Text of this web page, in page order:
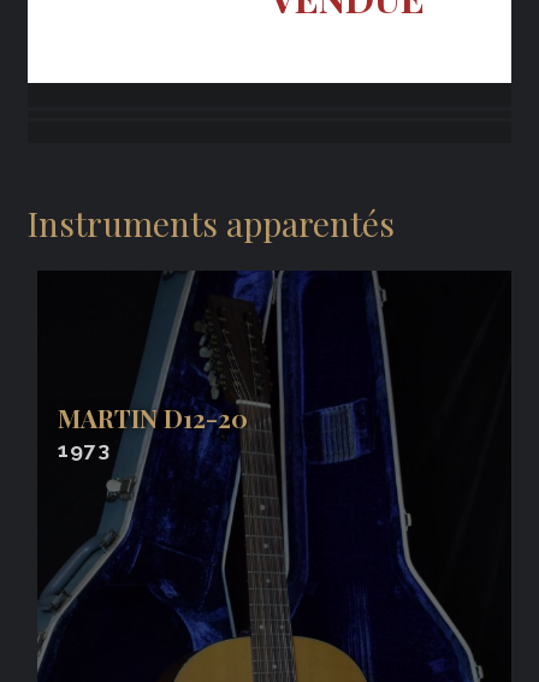
Instruments apparentés
MARTIN D12-20
1973